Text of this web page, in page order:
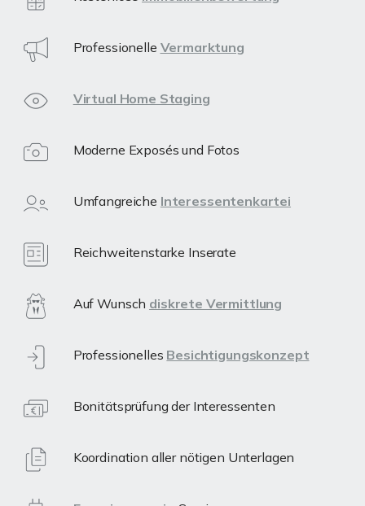
Professionelle Vermarktung
Virtual Home Staging
Moderne Exposés und Fotos
Umfangreiche Interessentenkartei
Reichweitenstarke Inserate
Auf Wunsch diskrete Vermittlung
Professionelles Besichtigungskonzept
Bonitätsprüfung der Interessenten
Koordination aller nötigen Unterlagen